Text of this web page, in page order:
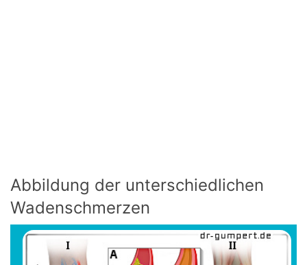
Abbildung der unterschiedlichen
Wadenschmerzen